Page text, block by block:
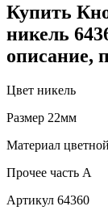
Купить
никель
описание,
Цвет никель
Размер 22мм
Материал
Прочее часть A
Артикул 64360